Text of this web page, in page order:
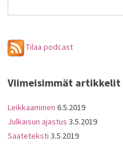
Tilaa podcast
Viimeisimmät artikkelit
Leikkaaminen 6.5.2019
Julkaisun ajastus 3.5.2019
Saateteksti 3.5.2019